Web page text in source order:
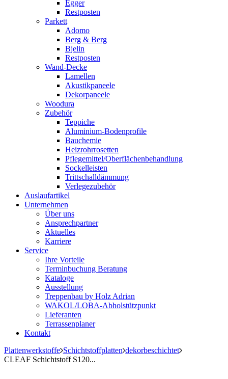
Egger
Restposten
Parkett
Adomo
Berg & Berg
Bjelin
Restposten
Wand-Decke
Lamellen
Akustikpaneele
Dekorpaneele
Woodura
Zubehör
Teppiche
Aluminium-Bodenprofile
Bauchemie
Heizrohrrosetten
Pflegemittel/Oberflächenbehandlung
Sockelleisten
Trittschalldämmung
Verlegezubehör
Auslaufartikel
Unternehmen
Über uns
Ansprechpartner
Aktuelles
Karriere
Service
Ihre Vorteile
Terminbuchung Beratung
Kataloge
Ausstellung
Treppenbau by Holz Adrian
WAKOL/LOBA-Abholstützpunkt
Lieferanten
Terrassenplaner
Kontakt
Plattenwerkstoffe Schichtstoffplatten dekorbeschichtet
CLEAF Schichtstoff S120...